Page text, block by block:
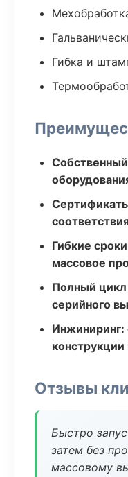
Гибка и
Гибкие
массовое
Полный цикл
серийного
Инжиниринг:
конструкции
Отзывы
Быстро
затем без
массовому